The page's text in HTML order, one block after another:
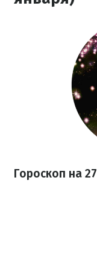
Гороскоп на 27